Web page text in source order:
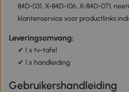
84D-031, X-84D-106, X-84D-071,
klantenservice voor productlinks
Leveringsomvang:
✔ 1 x tv-tafel
✔ 1 x handleiding
Gebruikershandleiding